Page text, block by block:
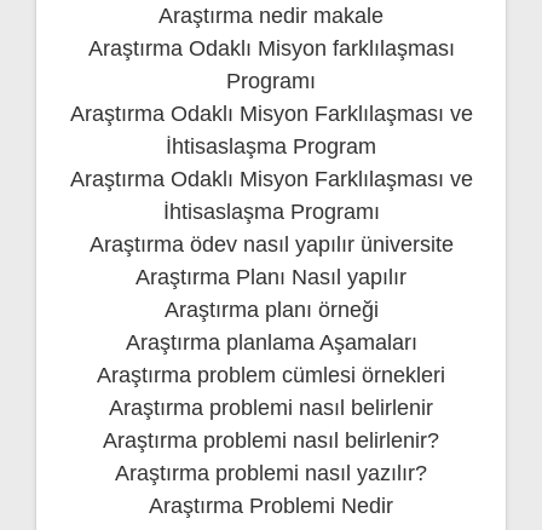
Araştırma nedir makale
Araştırma Odaklı Misyon farklılaşması
Programı
Araştırma Odaklı Misyon Farklılaşması ve
İhtisaslaşma Program
Araştırma Odaklı Misyon Farklılaşması ve
İhtisaslaşma Programı
Araştırma ödev nasıl yapılır üniversite
Araştırma Planı Nasıl yapılır
Araştırma planı örneği
Araştırma planlama Aşamaları
Araştırma problem cümlesi örnekleri
Araştırma problemi nasıl belirlenir
Araştırma problemi nasıl belirlenir?
Araştırma problemi nasıl yazılır?
Araştırma Problemi Nedir